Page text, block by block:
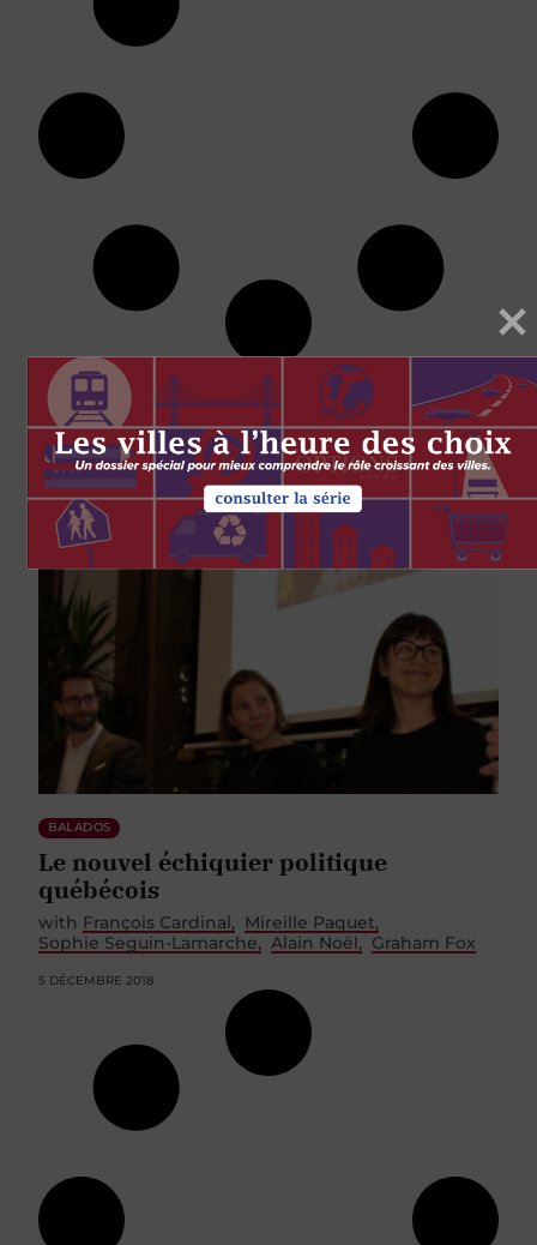
BALADOS AVEC CET
AUTEUR
BALADOS
Le nouvel échiquier politique
québécois
with François Cardinal
Mireille Paquet
Sophie Seguin-Lamarche
Alain Noël Graham Fox
5 DÉCEMBRE 2018